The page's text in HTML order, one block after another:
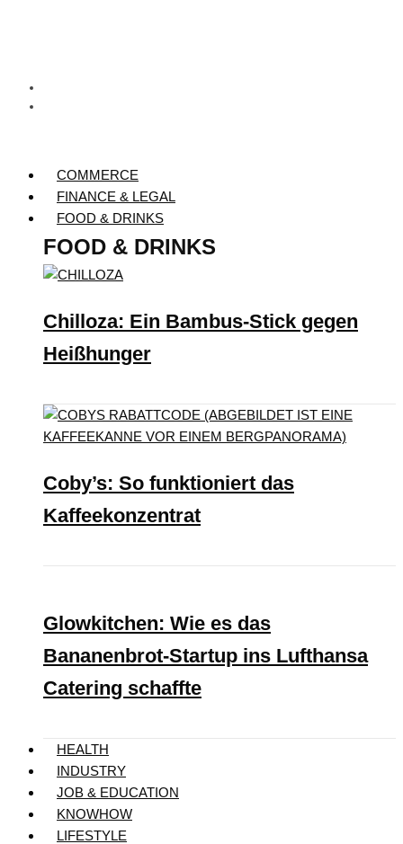
COMMERCE
FINANCE & LEGAL
FOOD & DRINKS
FOOD & DRINKS
Chilloza: Ein Bambus-Stick gegen
Heißhunger
Coby’s: So funktioniert das
Kaffeekonzentrat
Glowkitchen: Wie es das
Bananenbrot-Startup ins Lufthansa
Catering schaffte
HEALTH
INDUSTRY
JOB & EDUCATION
KNOWHOW
LIFESTYLE